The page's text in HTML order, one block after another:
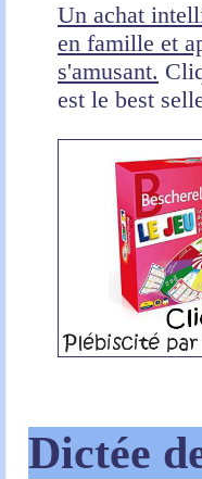
Un achat
en famille et
s'amusant.
est le best
Dictée